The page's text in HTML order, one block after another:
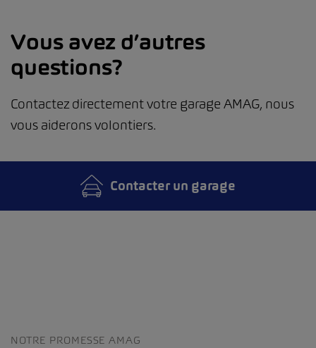
Vous avez d’autres
questions?
Contactez directement votre garage AMAG, nous
vous aiderons volontiers.
Contacter un garage
NOTRE PROMESSE AMAG